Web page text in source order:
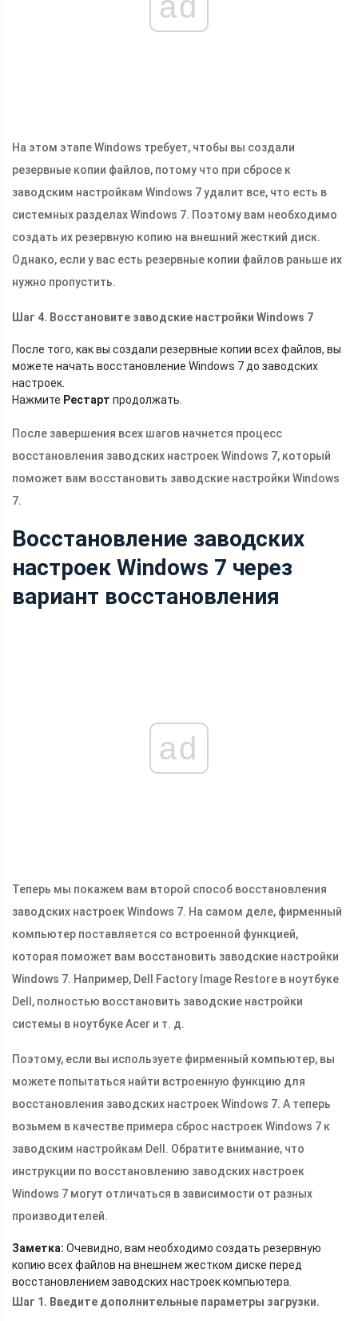
На этом этапе Windows требует, чтобы вы создали
резервные копии файлов, потому что при сбросе к
заводским настройкам Windows 7 удалит все, что есть в
системных разделах Windows 7. Поэтому вам необходимо
создать их резервную копию на внешний жесткий диск.
Однако, если у вас есть резервные копии файлов раньше их
нужно пропустить.
Шаг 4. Восстановите заводские настройки Windows 7
После того, как вы создали резервные копии всех файлов, вы
можете начать восстановление Windows 7 до заводских
настроек.
Нажмите Рестарт продолжать.
После завершения всех шагов начнется процесс
восстановления заводских настроек Windows 7, который
поможет вам восстановить заводские настройки Windows
7.
Восстановление заводских
настроек Windows 7 через
вариант восстановления
ad
Теперь мы покажем вам второй способ восстановления
заводских настроек Windows 7. На самом деле, фирменный
компьютер поставляется со встроенной функцией,
которая поможет вам восстановить заводские настройки
Windows 7. Например, Dell Factory Image Restore в ноутбуке
Dell, полностью восстановить заводские настройки
системы в ноутбуке Acer и т. д.
Поэтому, если вы используете фирменный компьютер, вы
можете попытаться найти встроенную функцию для
восстановления заводских настроек Windows 7. А теперь
возьмем в качестве примера сброс настроек Windows 7 к
заводским настройкам Dell. Обратите внимание, что
инструкции по восстановлению заводских настроек
Windows 7 могут отличаться в зависимости от разных
производителей.
Заметка: Очевидно, вам необходимо создать резервную
копию всех файлов на внешнем жестком диске перед
восстановлением заводских настроек компьютера.
Шаг 1. Введите дополнительные параметры загрузки.